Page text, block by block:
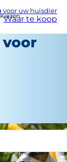
voor uw huisdier
Waar te koop
voor